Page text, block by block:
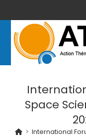
Space
> International